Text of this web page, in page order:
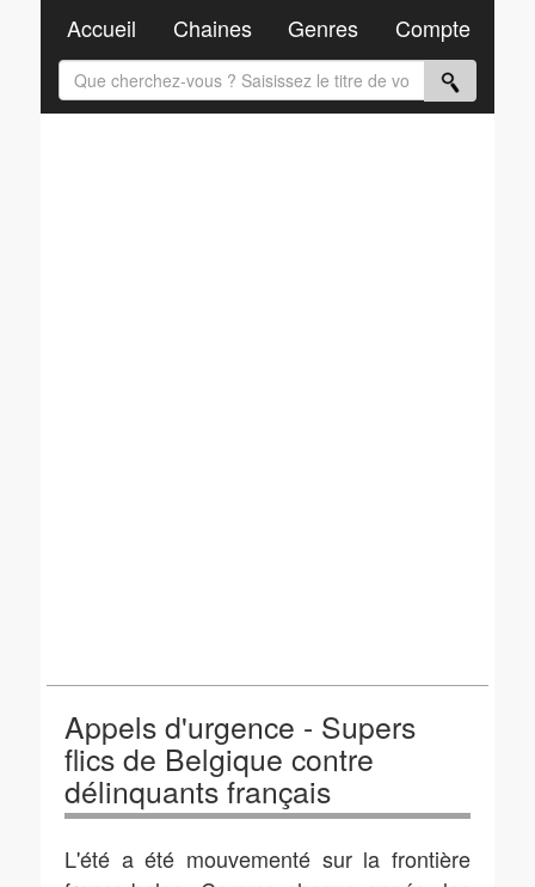
Appels d'urgence - Supers
flics de Belgique contre
délinquants français
L'été a été mouvementé sur la frontière
Accueil Chaines Genres Compte